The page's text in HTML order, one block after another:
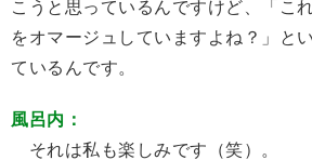
こうと思っているんですけど、「こ
をオマージュしていますよね？」と
ているんです。
風呂内：
それは私も楽しみです（笑）。